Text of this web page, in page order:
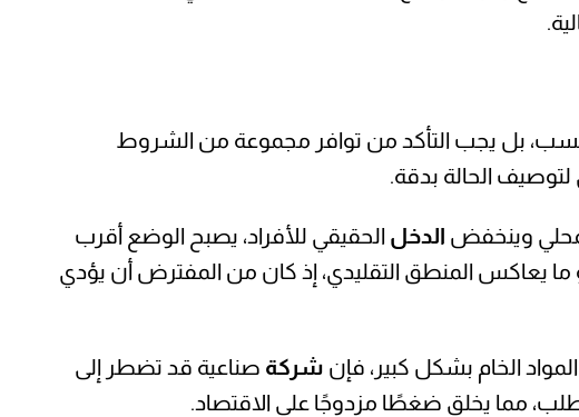
بل يجب التأكد من توافر مجموعة من الشروط
لتوصيف الحالة بدقة.
المحلي وينخفض الدخل الحقيقي للأفراد، يصبح الوضع أقرب
ما يعاكس المنطق التقليدي، إذ كان من المفترض أن يؤدي
المواد الخام بشكل كبير، فإن شركة صناعية قد تضطر إلى
مما يخلق ضغطًا مزدوجًا على الاقتصاد.